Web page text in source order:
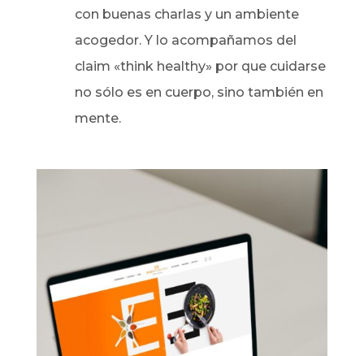
con buenas charlas y un ambiente
acogedor. Y lo acompañamos del
claim «think healthy» por que cuidarse
no sólo es en cuerpo, sino también en
mente.